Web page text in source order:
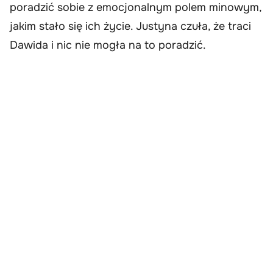
poradzić sobie z emocjonalnym polem minowym,
jakim stało się ich życie. Justyna czuła, że traci
Dawida i nic nie mogła na to poradzić.